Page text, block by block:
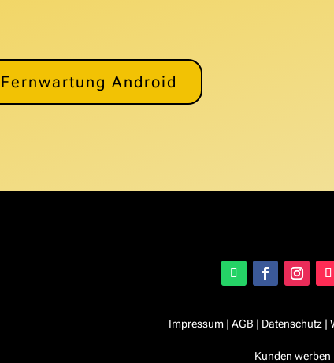
Fernwartung Android
Impressum| AGB | Datenschutz|
Kunden werben